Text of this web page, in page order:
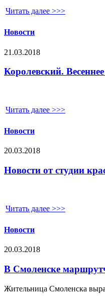
Читать далее >>>
Новости
21.03.2018
Королевский.
Читать далее >>>
Новости
20.03.2018
Новости от студии
Читать далее >>>
Новости
20.03.2018
В Смоленске
Жительница Смоленска